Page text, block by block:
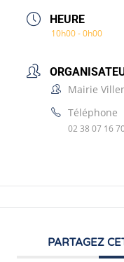
HEURE
10h00 - 0h00
Mairie
Téléphone
02 38 07 16
PARTAGEZ